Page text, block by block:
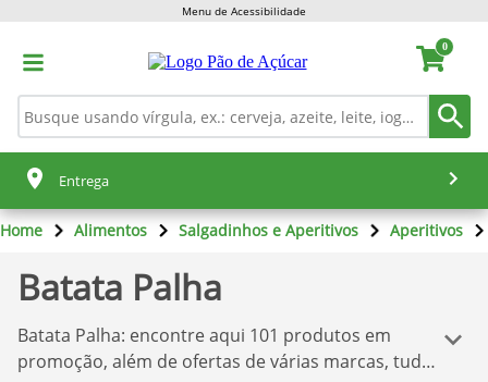
Menu de Acessibilidade
0
Entrega
Home Alimentos Salgadinhos e Aperitivos Aperitivos
Batata Palha
Batata Palha: encontre aqui 101 produtos em
promoção, além de ofertas de várias marcas, tudo